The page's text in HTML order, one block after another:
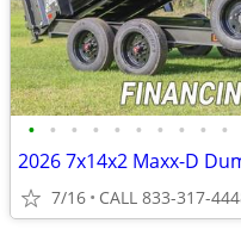
• • • • • • • • • •
2026 7x14x2 Maxx-D
7/16 CALL 833-317-